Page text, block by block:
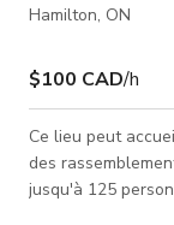
Hamilton, ON
$100 CAD/h
Ce lieu peut
des
jusqu'à 125